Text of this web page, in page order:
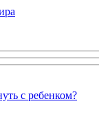
с ребенком?